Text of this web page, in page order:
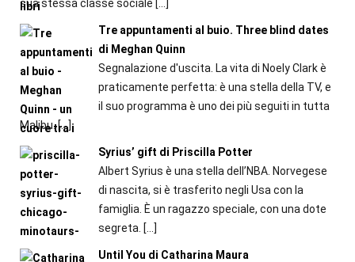
sua stessa classe sociale […]
Tre appuntamenti al buio. Three blind dates
di Meghan Quinn
Segnalazione d'uscita. La vita di Noely Clark è
praticamente perfetta: è una stella della TV, e
il suo programma è uno dei più seguiti in tutta
Malibu.[…]
Syrius’ gift di Priscilla Potter
Albert Syrius è una stella dell’NBA. Norvegese
di nascita, si è trasferito negli Usa con la
famiglia. È un ragazzo speciale, con una dote
segreta. […]
Until You di Catharina Maura